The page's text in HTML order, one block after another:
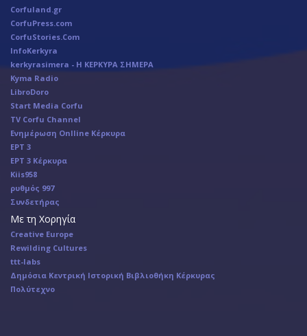
Corfuland.gr
CorfuPress.com
CorfuStories.Com
InfoKerkyra
kerkyrasimera - Η ΚΕΡΚΥΡΑ ΣΗΜΕΡΑ
Kyma Radio
LibroDoro
Start Media Corfu
TV Corfu Channel
Ενημέρωση Onlline Κέρκυρα
ΕΡΤ 3
ΕΡΤ 3 Κέρκυρα
Κiis958
ρυθμός 997
Συνδετήρας
Με τη Χορηγία
Creative Europe
Rewilding Cultures
ttt-labs
Δημόσια Κεντρική Ιστορική Βιβλιοθήκη Κέρκυρας
Πολύτεχνο